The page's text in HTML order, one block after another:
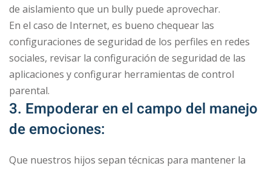
de aislamiento que un bully puede aprovechar.
En el caso de Internet, es bueno chequear las
configuraciones de seguridad de los perfiles en redes
sociales, revisar la configuración de seguridad de las
aplicaciones y configurar herramientas de control
parental.
3. Empoderar en el campo del manejo
de emociones:
Que nuestros hijos sepan técnicas para mantener la